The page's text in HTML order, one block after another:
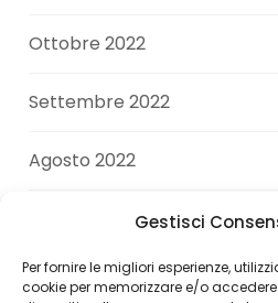
Gestisci
Per fornire le migliori esperienze,
cookie per memorizzare e/o
Ottobre 2022
Settembre 2022
Agosto 2022
Giugno 2022